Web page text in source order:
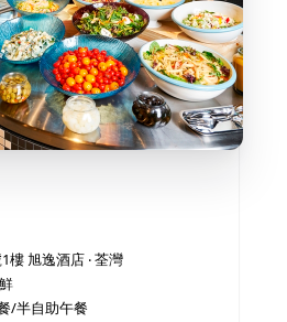
樓 旭逸酒店 ‧ 荃灣
/半自助午餐